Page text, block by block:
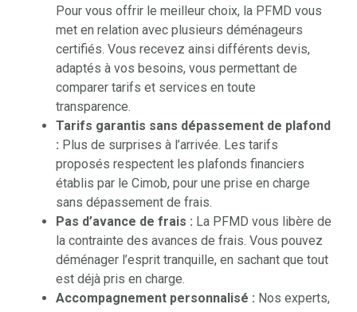
Pour vous offrir le meilleur choix, la PFMD vous
met en relation avec plusieurs déménageurs
certifiés. Vous recevez ainsi différents devis,
adaptés à vos besoins, vous permettant de
comparer tarifs et services en toute
transparence.
Tarifs garantis sans dépassement de plafond
: Plus de surprises à l’arrivée. Les tarifs
proposés respectent les plafonds financiers
établis par le Cimob, pour une prise en charge
sans dépassement de frais.
Pas d’avance de frais : La PFMD vous libère de
la contrainte des avances de frais. Vous pouvez
déménager l’esprit tranquille, en sachant que tout
est déjà pris en charge.
Accompagnement personnalisé : Nos experts,